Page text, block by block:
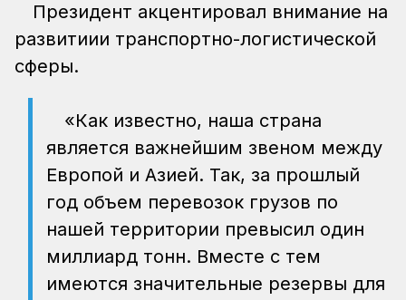
Президент акцентировал внимание на
развитиии транспортно-логистической
сферы.
«Как известно, наша страна
является важнейшим звеном между
Европой и Азией. Так, за прошлый
год объем перевозок грузов по
нашей территории превысил один
миллиард тонн. Вместе с тем
имеются значительные резервы для